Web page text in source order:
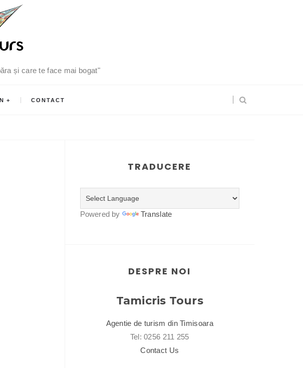
și care te face mai bogat"
CONTACT
TRADUCERE
Powered by Translate
DESPRE NOI
Tamicris Tours
Agentie de turism din Timisoara
Tel: 0256 211 255
Contact Us